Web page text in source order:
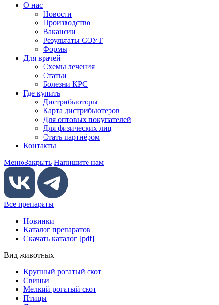
О нас
Новости
Производство
Вакансии
Результаты СОУТ
Формы
Для врачей
Схемы лечения
Статьи
Болезни КРС
Где купить
Дистрибьюторы
Карта дистрибьютеров
Для оптовых покупателей
Для физических лиц
Стать партнёром
Контакты
МенюЗакрыть Напишите нам
Все препараты
Новинки
Каталог препаратов
Скачать каталог [pdf]
Вид животных
Крупный рогатый скот
Свиньи
Мелкий рогатый скот
Птицы